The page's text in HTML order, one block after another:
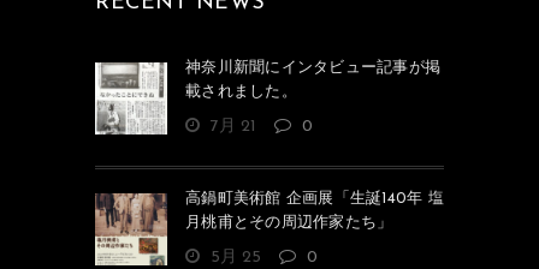
神奈川新聞にインタビュー記事が掲
載されました。
7月 21 0
高鍋町美術館 企画展「生誕140年 塩
月桃甫とその周辺作家たち」
5月 25 0